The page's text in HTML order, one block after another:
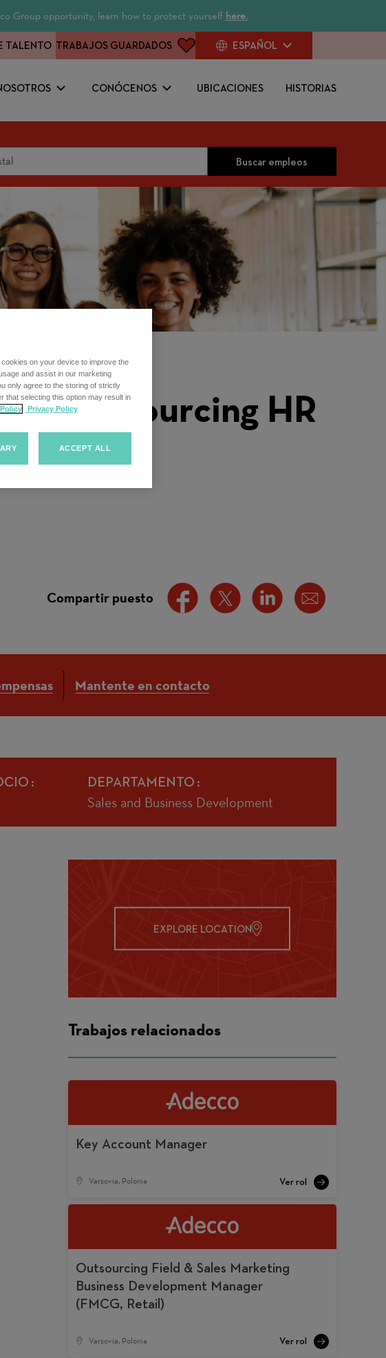
Group opportunity, learn how to protect yourself here.
CONÓCENOS UBICACIONES HISTORIAS
TALENTO TRABAJOS GUARDADOS ESPAÑOL
Buscar empleos
- Outsourcing HR
Compartir puesto
Mantente en contacto
DEPARTAMENTO
Sales and Business Development
EXPLORE LOCATION
Trabajos relacionados
Key Account Manager
Varsovia, Polonia
Outsourcing Field & Sales Marketing
Business Development Manager
(FMCG, Retail)
Varsovia, Polonia
on your device to improve the
and assist in our marketing
only agree to the storing of strictly
that selecting this option may result in
Privacy Policy
ACCEPT ALL